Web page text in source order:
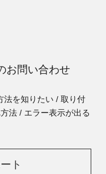
お問い合わせ
法を知りたい / 取り付
法 / エラー表示が出る
ト